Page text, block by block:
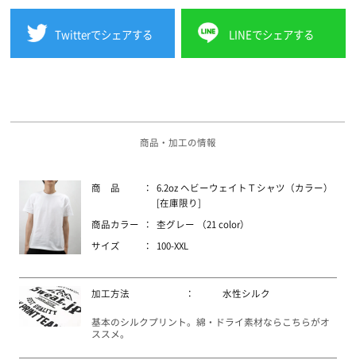
Twitterでシェアする LINEでシェアする
商品・加工の情報
商 品 ：
6.2oz ヘビーウェイトＴシャツ（カラー）
[在庫限り]
商品カラー ： 杢グレー （21 color）
サイズ ： 100-XXL
加工方法 ： 水性シルク
基本のシルクプリント。綿・ドライ素材ならこちらがオ
ススメ。